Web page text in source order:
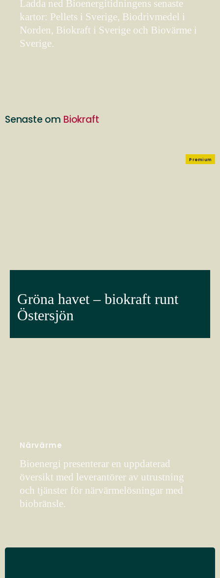
Ladda ned Bioenergitidningens senaste
kartor: Pellets i Sverige, Biodrivmedel i
Norden, Biokraft i Sverige och Biovärme i
Sverige.
Senaste om Biokraft
Premium
Gröna havet – biokraft runt
Östersjön
Närvärme
Bioenergi presenterar en uppdaterad
översikt med leverantörer av utrustning
och tjänster för närvärmelösningar med
biobränsle.